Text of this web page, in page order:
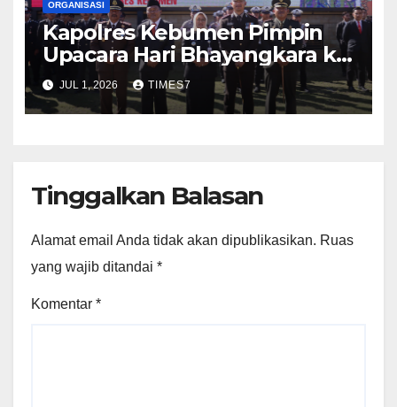
ORGANISASI
Kapolres Kebumen Pimpin
Upacara Hari Bhayangkara ke-
80, Tekankan Pengabdian
Polri untuk Masyarakat
JUL 1, 2026 TIMES7
Tinggalkan Balasan
Alamat email Anda tidak akan dipublikasikan. Ruas
yang wajib ditandai *
Komentar *